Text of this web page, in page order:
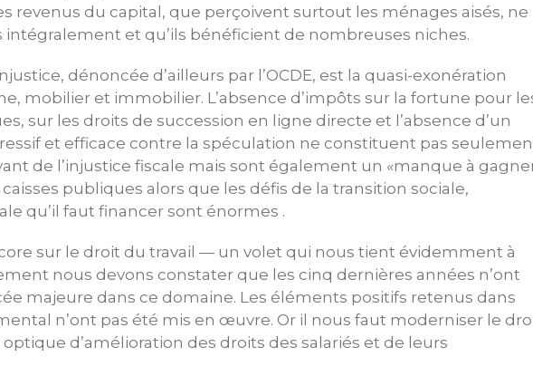
revenus du capital, que perçoivent surtout les ménages aisés, ne
intégralement et qu’ils bénéficient de nombreuses niches.
dénoncée d’ailleurs par l’OCDE, est la quasi-exonération
mobilier et immobilier. L’absence d’impôts sur la fortune pour
sur les droits de succession en ligne directe et l’absence d’un
et efficace contre la spéculation ne constituent pas
de l’injustice fiscale mais sont également un «manque à
publiques alors que les défis de la transition sociale,
qu’il faut financer sont énormes .
sur le droit du travail — un volet qui nous tient évidemment à
nous devons constater que les cinq dernières années n’ont
majeure dans ce domaine. Les éléments positifs retenus dans
n’ont pas été mis en œuvre. Or il nous faut moderniser le
d’amélioration des droits des salariés et de leurs